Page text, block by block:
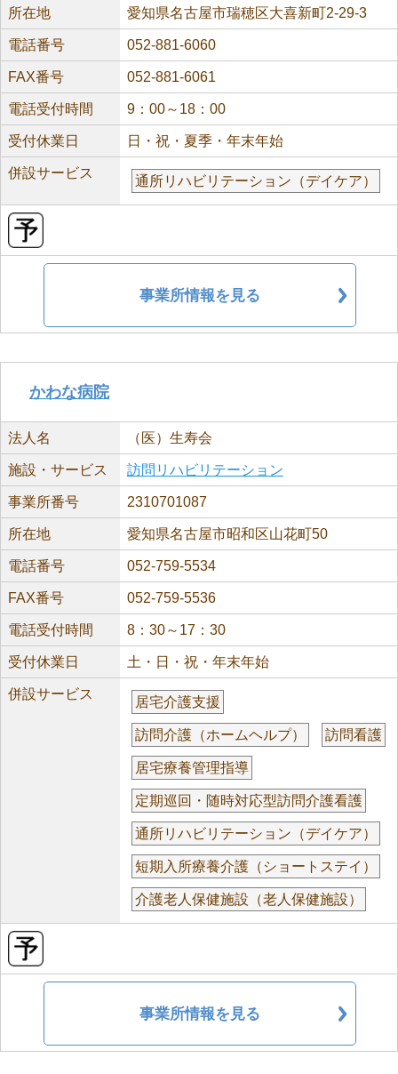
所在地 愛知県名古屋市瑞穂区大喜新町2-29-3
電話番号 052-881-6060
FAX番号 052-881-6061
電話受付時間 9：00～18：00
受付休業日 日・祝・夏季・年末年始
併設サービス
通所リハビリテーション（デイケア）
事業所情報を見る
かわな病院
法人名 （医）生寿会
施設・サービス 訪問リハビリテーション
事業所番号 2310701087
所在地 愛知県名古屋市昭和区山花町50
電話番号 052-759-5534
FAX番号 052-759-5536
電話受付時間 8：30～17：30
受付休業日 土・日・祝・年末年始
併設サービス
居宅介護支援
訪問介護（ホームヘルプ） 訪問看護
居宅療養管理指導
定期巡回・随時対応型訪問介護看護
通所リハビリテーション（デイケア）
短期入所療養介護（ショートステイ）
介護老人保健施設（老人保健施設）
事業所情報を見る